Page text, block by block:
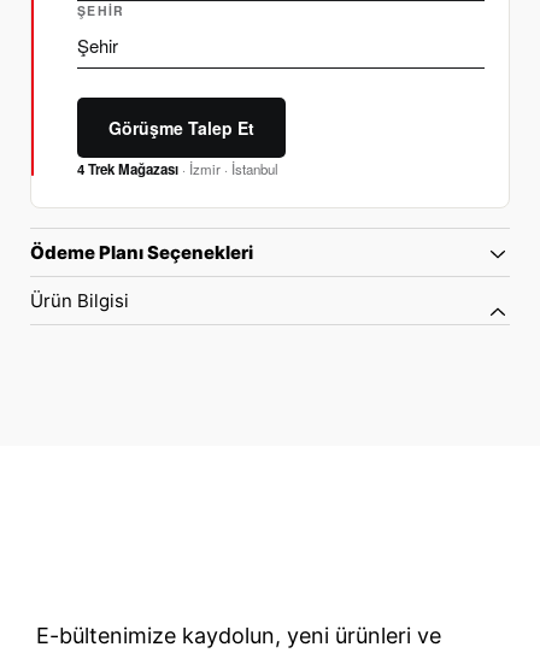
ŞEHIR
Görüşme Talep Et
4 Trek Mağazası · İzmir · İstanbul
Ödeme Planı Seçenekleri
Ürün Bilgisi
E-bültenimize kaydolun, yeni ürünleri ve